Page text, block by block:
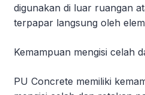
digunakan di luar ruangan
terpapar langsung oleh
Kemampuan mengisi celah
PU Concrete memiliki